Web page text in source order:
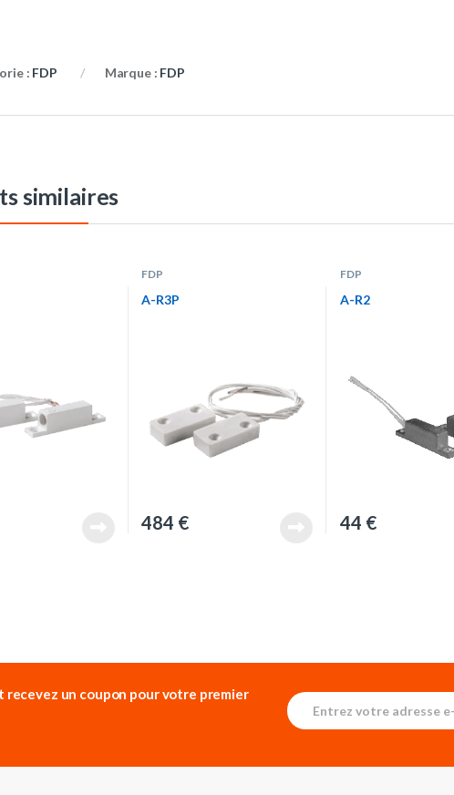
: FDP Marque : FDP
similaires
FDP
A-R3P
484 €
FDP
A-R2
44 €
recevez un coupon pour votre premier
E
m
l
E
m
l